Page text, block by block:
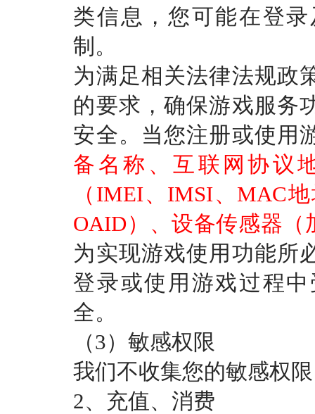
类信息，您可能在登
制。
为满足相关法律法规政
的要求，确保游戏服务
安全。当您注册或使用
备名称、互联网协议
（IMEI、IMSI、MAC
OAID）、设备传感器（
为实现游戏使用功能所
登录或使用游戏过程
全。
（3）敏感权限
我们不收集您的敏感权
2、充值、消费